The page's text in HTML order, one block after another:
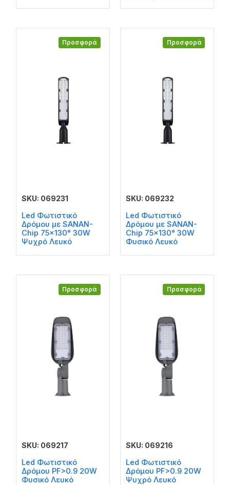
Προσφορά
SKU: 069231
Led Φωτιστικό
Δρόμου με SANAN-
Chip 75×130° 30W
Ψυχρό Λευκό
Προσφορά
SKU: 069232
Led Φωτιστικό
Δρόμου με SANAN-
Chip 75×130° 30W
Φυσικό Λευκό
Προσφορά
SKU: 069217
Led Φωτιστικό
Δρόμου PF>0.9 20W
Φυσικό Λευκό
Προσφορά
SKU: 069216
Led Φωτιστικό
Δρόμου PF>0.9 20W
Ψυχρό Λευκό